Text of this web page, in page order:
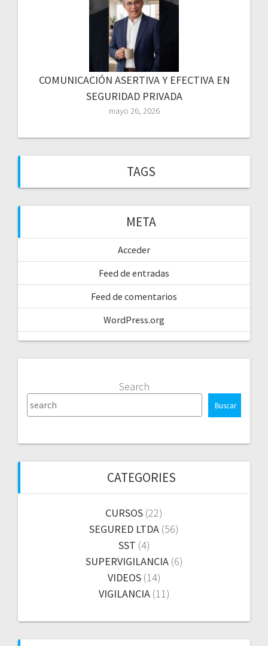
COMUNICACIÓN ASERTIVA Y EFECTIVA EN
SEGURIDAD PRIVADA
mayo 26, 2026
TAGS
META
Acceder
Feed de entradas
Feed de comentarios
WordPress.org
Search
Buscar
CATEGORIES
CURSOS (22)
SEGURED LTDA (56)
SST (4)
SUPERVIGILANCIA(6)
VIDEOS(14)
VIGILANCIA(11)